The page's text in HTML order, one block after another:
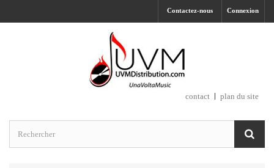
Connexion
Contactez-nous
contact plan du site